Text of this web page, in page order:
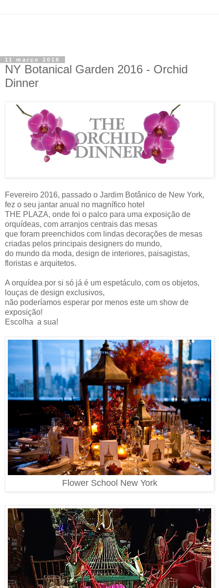
11 março 2016
NY Botanical Garden 2016 - Orchid
Dinner
Fevereiro 2016, passado o Jardim Botânico de New York,
fez o seu jantar anual no magnífico hotel
THE PLAZA, onde foi o palco para uma exposição de
orquídeas, com arranjos centrais das mesas
que foram preenchidos com lindas decorações de mesas
criadas pelos principais designers do mundo,
do mundo da moda, design de interiores, paisagistas,
floristas e arquitetos.
A orquídea por si só já é um espetáculo, com os objetos,
louças de design exclusivos,
não poderíamos esperar por menos este um show de
exposição!
Escolha a sua!
Flower School New York